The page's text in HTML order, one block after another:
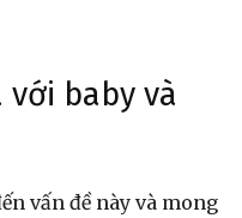
với baby và
vấn đề này và mong